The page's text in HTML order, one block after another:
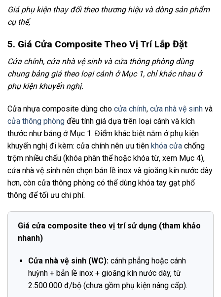
Giá phụ kiện thay đổi theo thương hiệu và dòng sản phẩm
cụ thể,
5. Giá Cửa Composite Theo Vị Trí Lắp Đặt
Cửa chính, cửa nhà vệ sinh và cửa thông phòng dùng
chung bảng giá theo loại cánh ở Mục 1, chỉ khác nhau ở
phụ kiện khuyến nghị.
Cửa nhựa composite dùng cho cửa chính, cửa nhà vệ sinh và
cửa thông phòng đều tính giá dựa trên loại cánh và kích
thước như bảng ở Mục 1. Điểm khác biệt nằm ở phụ kiện
khuyến nghị đi kèm: cửa chính nên ưu tiên khóa cửa chống
trộm nhiều chấu (khóa phân thể hoặc khóa từ, xem Mục 4),
cửa nhà vệ sinh nên chọn bản lề inox và gioăng kín nước dày
hơn, còn cửa thông phòng có thể dùng khóa tay gạt phổ
thông để tối ưu chi phí.
Giá cửa composite theo vị trí sử dụng (tham khảo
nhanh)
Cửa nhà vệ sinh (WC):cánh phẳng hoặc cánh
huỳnh + bản lề inox + gioăng kín nước dày, từ
2.500.000 đ/bộ (chưa gồm phụ kiện nâng cấp).